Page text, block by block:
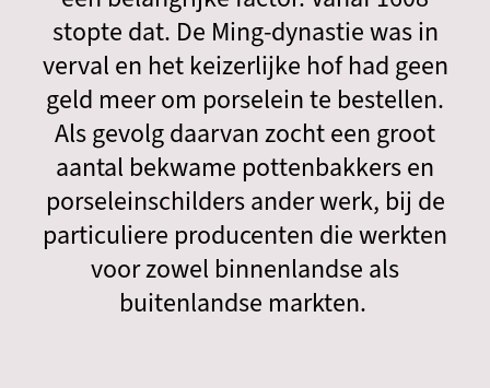
stopte dat. De Ming-dynastie was in
verval en het keizerlijke hof had geen
geld meer om porselein te bestellen.
Als gevolg daarvan zocht een groot
aantal bekwame pottenbakkers en
porseleinschilders ander werk, bij de
particuliere producenten die werkten
voor zowel binnenlandse als
buitenlandse markten.